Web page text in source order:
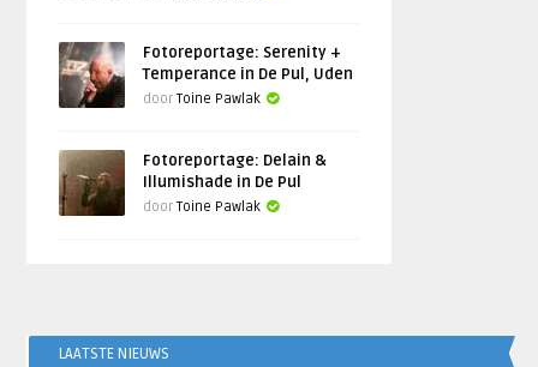
Fotoreportage: Serenity +
Temperance in De Pul, Uden
doorToine Pawlak
Fotoreportage: Delain &
Illumishade in De Pul
doorToine Pawlak
LAATSTE NIEUWS